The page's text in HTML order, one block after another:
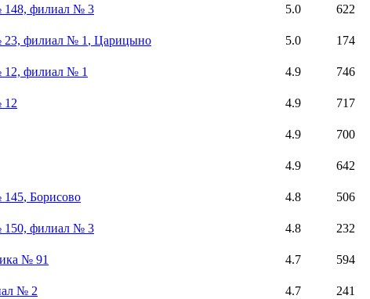
148, филиал № 3 5.0
622
23, филиал № 1 , Царицыно 5.0
174
12, филиал № 1 4.9
746
12 4.9
717
4.9
700
4.9
642
145, Борисово 4.8
506
150, филиал № 3 4.8
232
№ 91 4.7
594
№ 2 4.7
241